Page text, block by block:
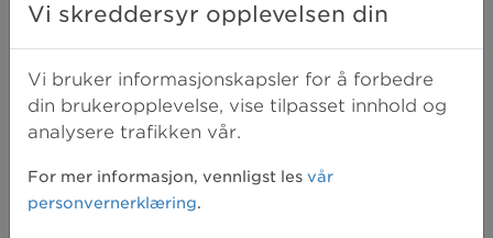
LOGG INN
Vi skreddersyr opplevelsen din
Vi bruker informasjonskapsler for å forbedre
din brukeropplevelse, vise tilpasset innhold og
analysere trafikken vår.
For mer informasjon, vennligst les vår
personvernerklæring.